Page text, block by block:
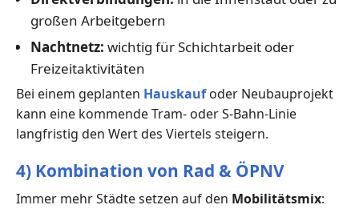
großen Arbeitgebern
Nachtnetz: wichtig für Schichtarbeit oder
Freizeitaktivitäten
Bei einem geplanten Hauskaufoder Neubauprojekt
kann eine kommende Tram- oder S-Bahn-Linie
langfristig den Wert des Viertels steigern.
4) Kombination von Rad & ÖPNV
Immer mehr Städte setzen auf den Mobilitätsmix: